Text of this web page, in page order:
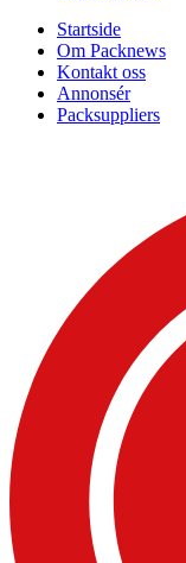
Startside
Om Packnews
Kontakt oss
Annonsér
Packsuppliers